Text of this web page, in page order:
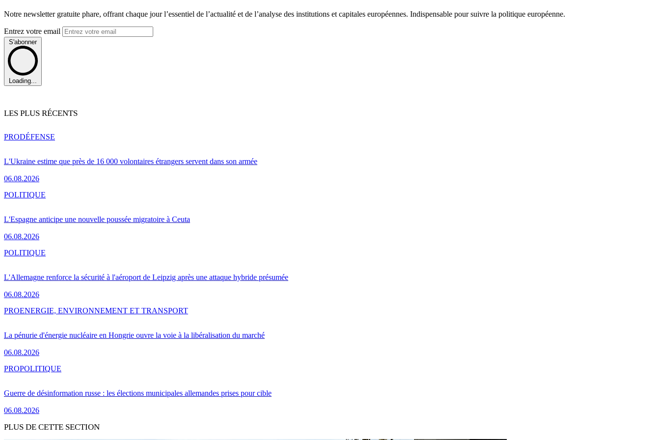
Notre newsletter gratuite phare, offrant chaque jour l’essentiel de l’actualité et de l’analyse des institutions et capitales européennes. Indispensable pour suivre la politique européenne.
Entrez votre email
S'abonner
Loading...
LES PLUS RÉCENTS
L'Ukraine estime que près de 16 000 volontaires étrangers servent dans son armée
06.08.2026
PRODÉFENSE
L'Espagne anticipe une nouvelle poussée migratoire à Ceuta
06.08.2026
POLITIQUE
L'Allemagne renforce la sécurité à l'aéroport de Leipzig après une attaque hybride présumée
06.08.2026
POLITIQUE
La pénurie d'énergie nucléaire en Hongrie ouvre la voie à la libéralisation du marché
06.08.2026
PROENERGIE, ENVIRONNEMENT ET TRANSPORT
Guerre de désinformation russe : les élections municipales allemandes prises pour cible
06.08.2026
PROPOLITIQUE
PLUS DE CETTE SECTION